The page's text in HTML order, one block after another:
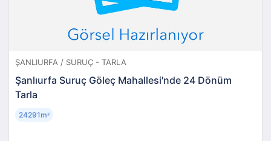
ŞANLIURFA / SURUÇ - TARLA
Şanlıurfa Suruç Göleç Mahallesi'nde 24 Dönüm
Tarla
24291m²